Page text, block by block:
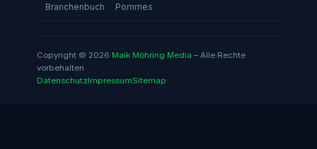
Branchenbuch
Pommes
Copyright © 2026 Maik Möhring Media – Alle Rechte
vorbehalten
DatenschutzImpressumSitemap